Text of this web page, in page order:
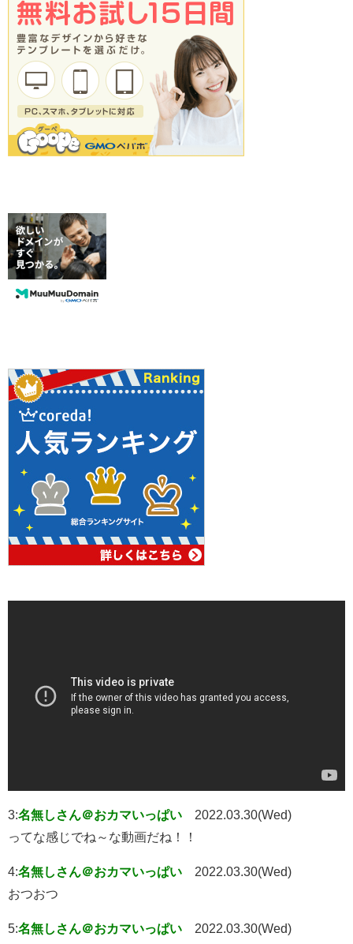
3:名無しさん＠おカマいっぱい
2022.03.30(Wed)
ってな感じでね～な動画だね！！
4:名無しさん＠おカマいっぱい
2022.03.30(Wed)
おつおつ
5:名無しさん＠おカマいっぱい
2022.03.30(Wed)